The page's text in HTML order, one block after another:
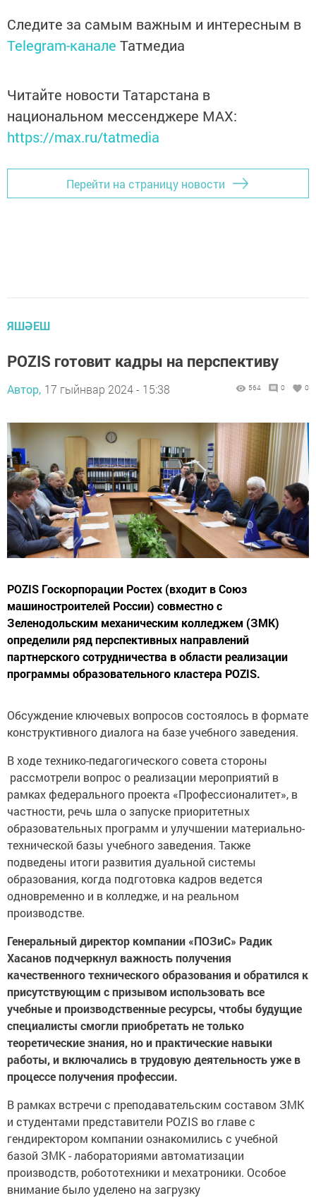
Следите за самым важным и интересным в
Telegram-канале Татмедиа
Читайте новости Татарстана в
национальном мессенджере MАХ:
https://max.ru/tatmedia
Перейти на страницу новости
ЯШӘЕШ
POZIS готовит кадры на перспективу
Автор, 17 гыйнвар 2024 - 15:38 564 0 0
POZIS Госкорпорации Ростех (входит в Союз
машиностроителей России) совместно с
Зеленодольским механическим колледжем (ЗМК)
определили ряд перспективных направлений
партнерского сотрудничества в области реализации
программы образовательного кластера POZIS.
Обсуждение ключевых вопросов состоялось в формате
конструктивного диалога на базе учебного заведения.
В ходе технико-педагогического совета стороны
рассмотрели вопрос о реализации мероприятий в
рамках федерального проекта «Профессионалитет», в
частности, речь шла о запуске приоритетных
образовательных программ и улучшении материально-
технической базы учебного заведения. Также
подведены итоги развития дуальной системы
образования, когда подготовка кадров ведется
одновременно и в колледже, и на реальном
производстве.
Генеральный директор компании «ПОЗиС» Радик
Хасанов подчеркнул важность получения
качественного технического образования и обратился к
присутствующим с призывом использовать все
учебные и производственные ресурсы, чтобы будущие
специалисты смогли приобретать не только
теоретические знания, но и практические навыки
работы, и включались в трудовую деятельность уже в
процессе получения профессии.
В рамках встречи с преподавательским составом ЗМК
и студентами представители POZIS во главе с
гендиректором компании ознакомились с учебной
базой ЗМК - лабораториями автоматизации
производств, робототехники и мехатроники. Особое
внимание было уделено на загрузку